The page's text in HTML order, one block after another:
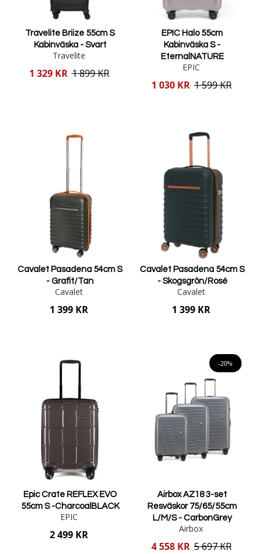
Travelite Briize 55cm S
Kabinväska - Svart
Travelite
Reducerat
1 329 KR 1 899 KR
EPIC Halo 55cm
Kabinväska S -
EternalNATURE
EPIC
Reducerat
1 030 KR 1 599 KR
Cavalet Pasadena 54cm S
- Grafit/Tan
Cavalet
1 399 KR
Cavalet Pasadena 54cm S
- Skogsgrön/Rosé
Cavalet
1 399 KR
Epic Crate REFLEX EVO
55cm S -CharcoalBLACK
EPIC
2 499 KR
-20%
Airbox AZ18 3-set
Resväskor 75/65/55cm
L/M/S - CarbonGrey
Airbox
Reducerat
4 558 KR 5 697 KR